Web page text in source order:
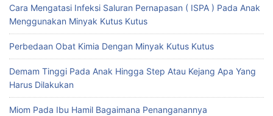
Cara Mengatasi Infeksi Saluran Pernapasan ( ISPA ) Pada Anak
Menggunakan Minyak Kutus Kutus
Perbedaan Obat Kimia Dengan Minyak Kutus Kutus
Demam Tinggi Pada Anak Hingga Step Atau Kejang Apa Yang
Harus Dilakukan
Miom Pada Ibu Hamil Bagaimana Penanganannya